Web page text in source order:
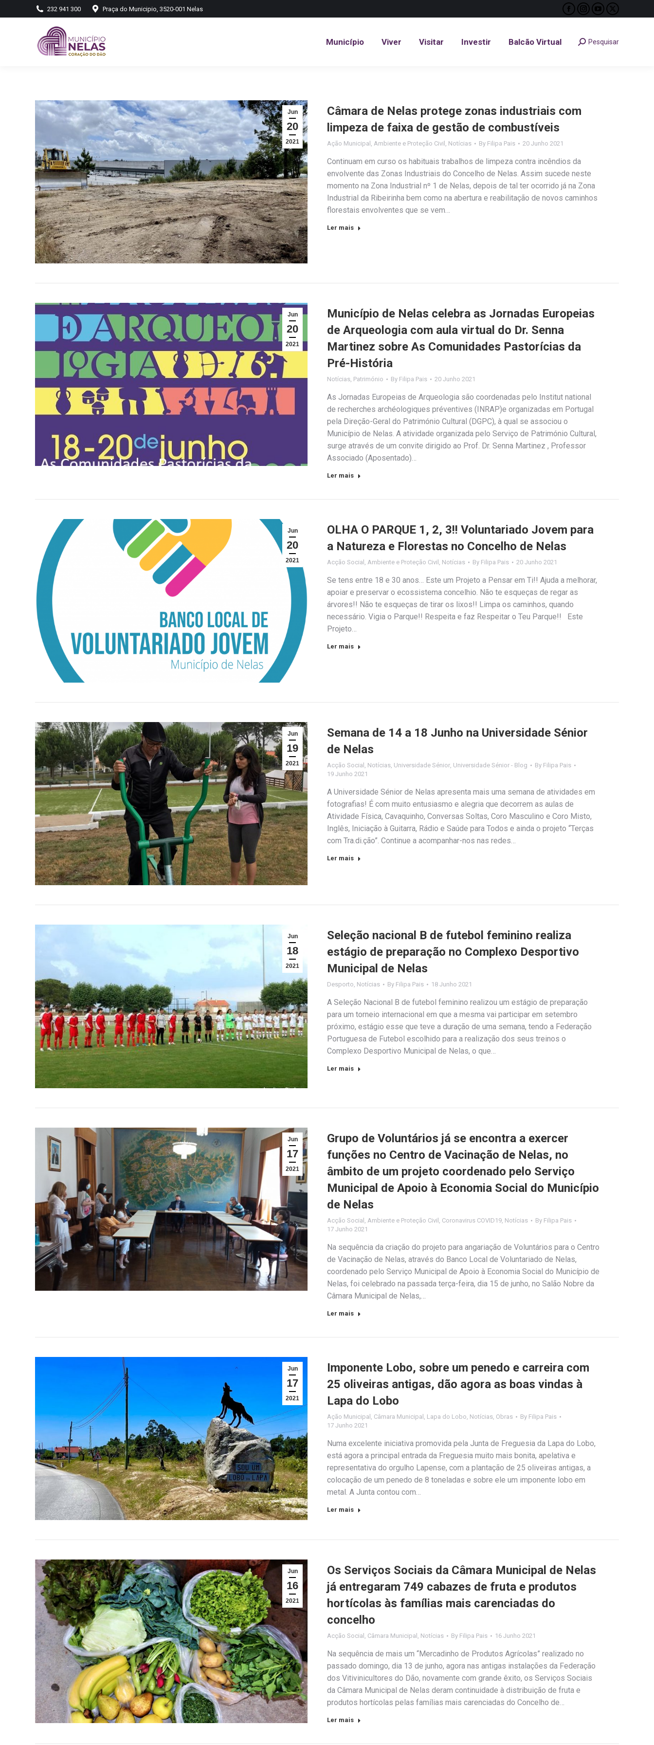
232 941 300 Praça do Municipio, 3520-001 Nelas
Facebook
opens
Instagram
opens
YouTube
opens
X
opens
Município Viver Visitar Investir Balcão Virtual Search:Pesquisar
Jun
20
2021
Câmara de Nelas protege zonas industriais com
limpeza de faixa de gestão de combustíveis
Ação Municipal , Ambiente e Proteção Civil , Notícias By Filipa Pais 20 Junho 2021
Continuam em curso os habituais trabalhos de limpeza contra incêndios da
envolvente das Zonas Industriais do Concelho de Nelas. Assim sucede neste
momento na Zona Industrial nº 1 de Nelas, depois de tal ter ocorrido já na Zona
Industrial da Ribeirinha bem como na abertura e reabilitação de novos caminhos
florestais envolventes que se vem…
Ler mais
Jun
20
2021
Município de Nelas celebra as Jornadas Europeias
de Arqueologia com aula virtual do Dr. Senna
Martinez sobre As Comunidades Pastorícias da
Pré-História
Notícias, Património By Filipa Pais 20 Junho 2021
As Jornadas Europeias de Arqueologia são coordenadas pelo Institut national
de recherches archéologiques préventives (INRAP)e organizadas em Portugal
pela Direção-Geral do Património Cultural (DGPC), à qual se associou o
Município de Nelas. A atividade organizada pelo Serviço de Património Cultural,
surge através de um convite dirigido ao Prof. Dr. Senna Martinez , Professor
Associado (Aposentado)…
Ler mais
Jun
20
2021
OLHA O PARQUE 1, 2, 3!! Voluntariado Jovem para
a Natureza e Florestas no Concelho de Nelas
Acção Social , Ambiente e Proteção Civil , Notícias By Filipa Pais 20 Junho 2021
Se tens entre 18 e 30 anos… Este um Projeto a Pensar em Ti!! Ajuda a melhorar,
apoiar e preservar o ecossistema concelhio. Não te esqueças de regar as
árvores!! Não te esqueças de tirar os lixos!! Limpa os caminhos, quando
necessário. Vigia o Parque!! Respeita e faz Respeitar o Teu Parque!! Este
Projeto…
Ler mais
Jun
19
2021
Semana de 14 a 18 Junho na Universidade Sénior
de Nelas
Acção Social Notícias Universidade Sénior Universidade Sénior - Blog By Filipa Pais
19 Junho 2021
A Universidade Sénior de Nelas apresenta mais uma semana de atividades em
fotografias! É com muito entusiasmo e alegria que decorrem as aulas de
Atividade Física, Cavaquinho, Conversas Soltas, Coro Masculino e Coro Misto,
Inglês, Iniciação à Guitarra, Rádio e Saúde para Todos e ainda o projeto “Terças
com Tra.di.ção”. Continue a acompanhar-nos nas redes…
Ler mais
Jun
18
2021
Seleção nacional B de futebol feminino realiza
estágio de preparação no Complexo Desportivo
Municipal de Nelas
Desporto, Notícias By Filipa Pais 18 Junho 2021
A Seleção Nacional B de futebol feminino realizou um estágio de preparação
para um torneio internacional em que a mesma vai participar em setembro
próximo, estágio esse que teve a duração de uma semana, tendo a Federação
Portuguesa de Futebol escolhido para a realização dos seus treinos o
Complexo Desportivo Municipal de Nelas, o que…
Ler mais
Jun
17
2021
Grupo de Voluntários já se encontra a exercer
funções no Centro de Vacinação de Nelas, no
âmbito de um projeto coordenado pelo Serviço
Municipal de Apoio à Economia Social do Município
de Nelas
Acção Social , Ambiente e Proteção Civil , Coronavirus COVID19, Notícias By Filipa Pais
17 Junho 2021
Na sequência da criação do projeto para angariação de Voluntários para o Centro
de Vacinação de Nelas, através do Banco Local de Voluntariado de Nelas,
coordenado pelo Serviço Municipal de Apoio à Economia Social do Município de
Nelas, foi celebrado na passada terça-feira, dia 15 de junho, no Salão Nobre da
Câmara Municipal de Nelas,…
Ler mais
Jun
17
2021
Imponente Lobo, sobre um penedo e carreira com
25 oliveiras antigas, dão agora as boas vindas à
Lapa do Lobo
Ação Municipal , Câmara Municipal , Lapa do Lobo, Notícias, Obras By Filipa Pais
17 Junho 2021
Numa excelente iniciativa promovida pela Junta de Freguesia da Lapa do Lobo,
está agora a principal entrada da Freguesia muito mais bonita, apelativa e
representativa do orgulho Lapense, com a plantação de 25 oliveiras antigas, a
colocação de um penedo de 8 toneladas e sobre ele um imponente lobo em
metal. A Junta contou com…
Ler mais
Jun
16
2021
Os Serviços Sociais da Câmara Municipal de Nelas
já entregaram 749 cabazes de fruta e produtos
hortícolas às famílias mais carenciadas do
concelho
Acção Social , Câmara Municipal , Notícias By Filipa Pais 16 Junho 2021
Na sequência de mais um “Mercadinho de Produtos Agrícolas” realizado no
passado domingo, dia 13 de junho, agora nas antigas instalações da Federação
dos Vitivinicultores do Dão, novamente com grande êxito, os Serviços Sociais
da Câmara Municipal de Nelas deram continuidade à distribuição de fruta e
produtos hortícolas pelas famílias mais carenciadas do Concelho de…
Ler mais
Município Viver Visitar Investir Balcão Virtual Search:
Pesquisar